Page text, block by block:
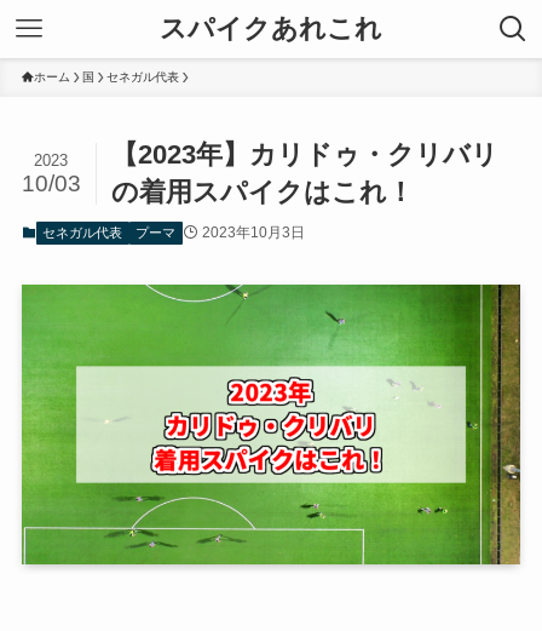
スパイクあれこれ
ホーム 国 セネガル代表
【2023年】カリドゥ・クリバリ
の着用スパイクはこれ！
2023
10/03
セネガル代表 プーマ 2023年10月3日